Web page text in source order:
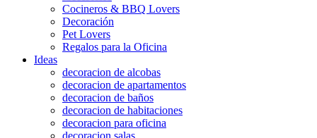
Cocineros & BBQ Lovers
Decoración
Pet Lovers
Regalos para la Oficina
Ideas
decoracion de alcobas
decoracion de apartamentos
decoracion de baños
decoracion de habitaciones
decoracion para oficina
decoracion salas